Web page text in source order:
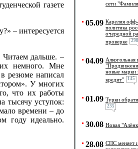
газете
– интересуется
Читаем дальше. –
их немного. Мне
в резюме написал
У многих
что их работы
тысячу уступок:
времени – до
году идеально.
сети
05.09 Карелия
политика
очередной
проверке
298
04.09 Алкогольная
новые марки
кредит"
145
01.09 Турки
235
30.08 Новая
28.08 СПС меняет